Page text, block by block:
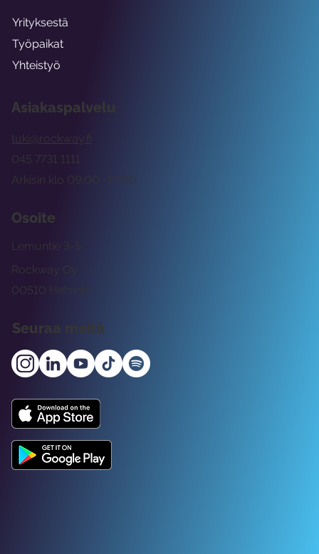
Asiakaspalvelu
tuki@rockway.fi
Arkisin klo 09:00 -15:00
045 7731 1111
Osoite
Rockway Oy
Lemuntie 3-5
00510 Helsinki
Seuraa meitä
Yrityksestä
Työpaikat
Yhteistyö